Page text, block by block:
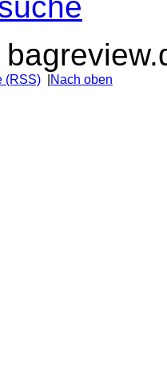
(RSS) Nach oben